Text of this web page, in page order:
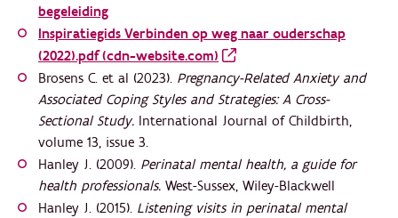
begeleiding
Inspiratiegids Verbinden op weg naar ouderschap
(2022).pdf (cdn-website.com)
Brosens C. et al (2023). Pregnancy-Related Anxiety and
Associated Coping Styles and Strategies: A Cross-
Sectional Study. International Journal of Childbirth,
volume 13, issue 3.
Hanley J. (2009). Perinatal mental health, a guide for
health professionals. West-Sussex, Wiley-Blackwell
Hanley J. (2015). Listening visits in perinatal mental